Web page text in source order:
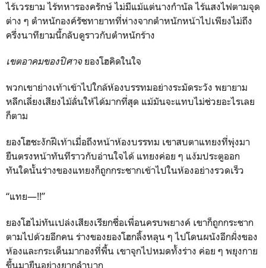
ไร้เวรยาม ไร้ทหารองครักษ์ ไม่มีแม้แต่นางกำนัล ไร้แสงไฟตามจุด
ต่าง ๆ ตำหนักองค์รัชทายาทที่ห่างจากตำหนักหน้าไปเพียงไม่ถึง
ครึ่งนาทียามนี้กลับดูราวกับตำหนักร้าง
เขตอาคมของปิศาจยองโฮคิดในใจ
พวกเขาย่างเท้าเข้าไปใกล้ห้องบรรทมอย่างระมัดระวัง พยายาม
หลีกเลี่ยงเสียงไม้ลั่นให้ได้มากที่สุด แม้มันจะแทบไม่ช่วยอะไรเลย
ก็ตาม
ยองโฮชะงักฝีเท้าเมื่อถึงหน้าห้องบรรทม เขาสบตาแทยงที่พุ่งมา
ยืนตรงหน้าทันทีราวกับอ่านใจได้ แทยงค่อย ๆ แง้มประตูออก
ทันใดนั้นร่างของแทยงก็ถูกกระชากเข้าไปในห้องอย่างรวดเร็ว
“แทย—!!”
ยองโฮไม่ทันเปล่งเสียงเรียกชื่อเพื่อนครบพยางค์ เขาก็ถูกกระชาก
ตามไปด้วยอีกคน ร่างของยองโฮกลิ้งหลุน ๆ ไปโดนผนังอีกฝั่งของ
ห้องและกระเด็นมากองที่พื้น เขาจุกไปหมดทั้งร่าง ค่อย ๆ พยุงกาย
ขึ้นมายืนอย่างยากลำบาก